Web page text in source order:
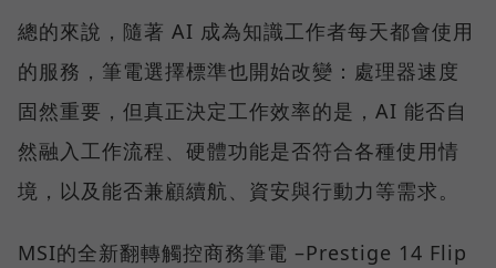
總的來說，隨著 AI 成為知識工作者每天都會使用
的服務，筆電選擇標準也開始改變：處理器速度
固然重要，但真正決定工作效率的是，AI 能否自
然融入工作流程、硬體功能是否符合各種使用情
境，以及能否兼顧續航、資安與行動力等需求。
MSI的全新翻轉觸控商務筆電 –Prestige 14 Flip